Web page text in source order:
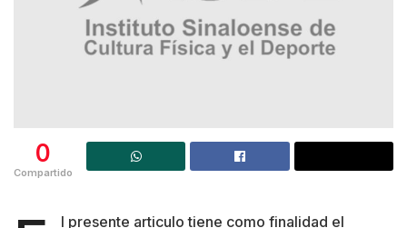
0
Compartido
l presente articulo tiene como finalidad el